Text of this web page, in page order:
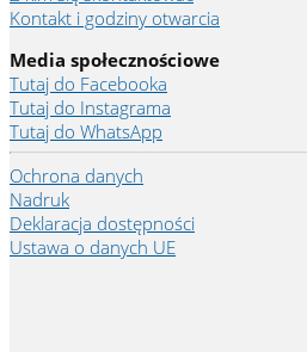
Kontakt i godziny otwarcia
Media społecznościowe
Tutaj do Facebooka
Tutaj do Instagrama
Tutaj do WhatsApp
Ochrona danych
Nadruk
Deklaracja dostępności
Ustawa o danych UE